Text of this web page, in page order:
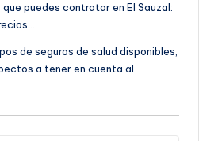
puedes contratar en El Sauzal:
de seguros de salud disponibles,
a tener en cuenta al